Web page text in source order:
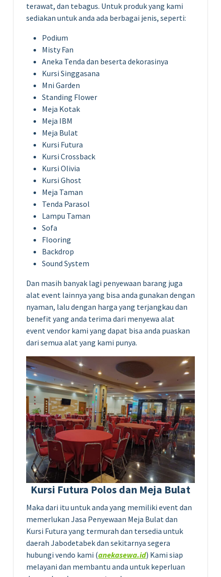
terawat, dan tebagus. Untuk produk yang kami
sediakan untuk anda ada berbagai jenis, seperti:
Podium
Misty Fan
Aneka Tenda dan beserta dekorasinya
Kursi Singgasana
Mni Garden
Standing Flower
Meja Kotak
Meja IBM
Meja Bulat
Kursi Futura
Kursi Crossback
Kursi Olivia
Kursi Ghost
Meja Taman
Tenda Parasol
Lampu Taman
Sofa
Flooring
Backdrop
Sound System
Dan masih banyak lagi penyewaan barang juga
alat event lainnya yang bisa anda gunakan dengan
nyaman, lalu dengan harga yang terjangkau dan
benefit yang anda terima dari menyewa alat
event vendor kami yang dapat bisa anda puaskan
dari semua alat yang kami punya.
Kursi Futura Polos dan Meja Bulat
Maka dari itu untuk anda yang memiliki event dan
memerlukan Jasa Penyewaan Meja Bulat dan
Kursi Futura yang termurah dan tersedia untuk
daerah Jabodetabek dan sekitarnya segera
hubungi vendo kami (anekasewa.id) Kami siap
melayani dan membantu anda untuk keperluan